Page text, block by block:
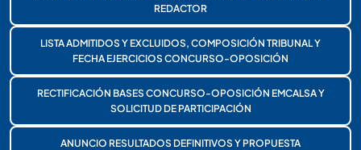
REDACTOR
LISTA ADMITIDOS Y EXCLUIDOS, COMPOSICIÓN TRIBUNAL Y
FECHA EJERCICIOS CONCURSO-OPOSICIÓN
RECTIFICACIÓN BASES CONCURSO-OPOSICIÓN EMCALSA Y
SOLICITUD DE PARTICIPACIÓN
ANUNCIO RESULTADOS DEFINITIVOS Y PROPUESTA